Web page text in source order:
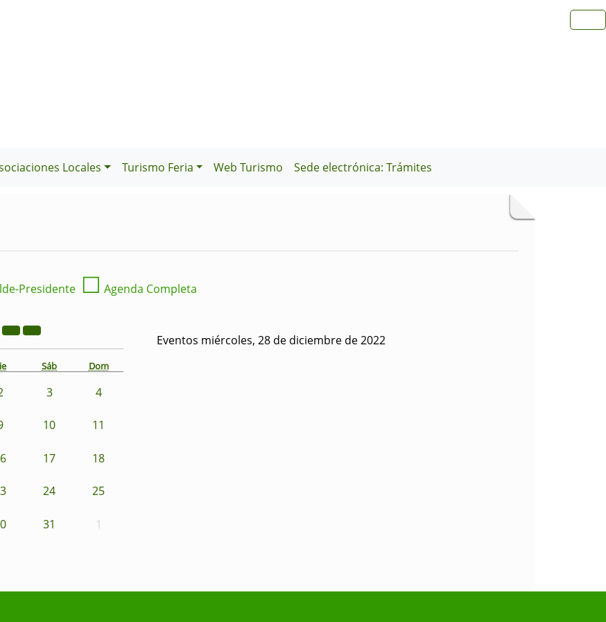
Locales Turismo Feria Web Turismo Sede electrónica: Trámites
Presidente ☐ Agenda Completa
Sáb Dom
3 4
10 11
17 18
24 25
31 1
Eventos miércoles, 28 de diciembre de 2022